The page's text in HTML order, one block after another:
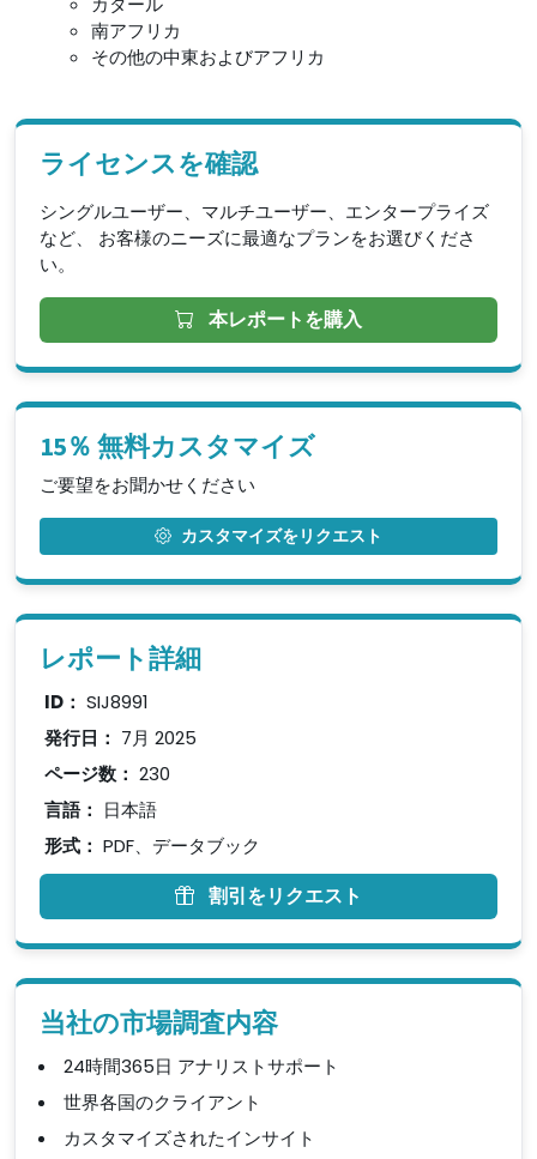
南アフリカ
その他の中東およびアフリカ
ライセンスを確認
シングルユーザー、マルチユーザー、エンタープライズ
など、 お客様のニーズに最適なプランをお選びくださ
い。
本レポートを購入
15％ 無料カスタマイズ
ご要望をお聞かせください
カスタマイズをリクエスト
レポート詳細
ID： SIJ8991
発行日： 7月 2025
ページ数： 230
言語： 日本語
形式： PDF、データブック
割引をリクエスト
当社の市場調査内容
24時間365日 アナリストサポート
世界各国のクライアント
カスタマイズされたインサイト